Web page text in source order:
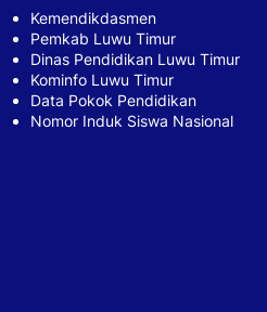
Kemendikdasmen
Pemkab Luwu Timur
Dinas Pendidikan Luwu Timur
Kominfo Luwu Timur
Data Pokok Pendidikan
Nomor Induk Siswa Nasional